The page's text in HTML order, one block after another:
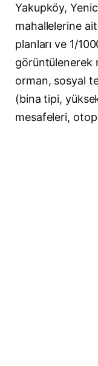
Yakupköy,
mahallelerine
planları ve 1/
görüntülenerek
orman, sosyal
(bina tipi,
mesafeleri,